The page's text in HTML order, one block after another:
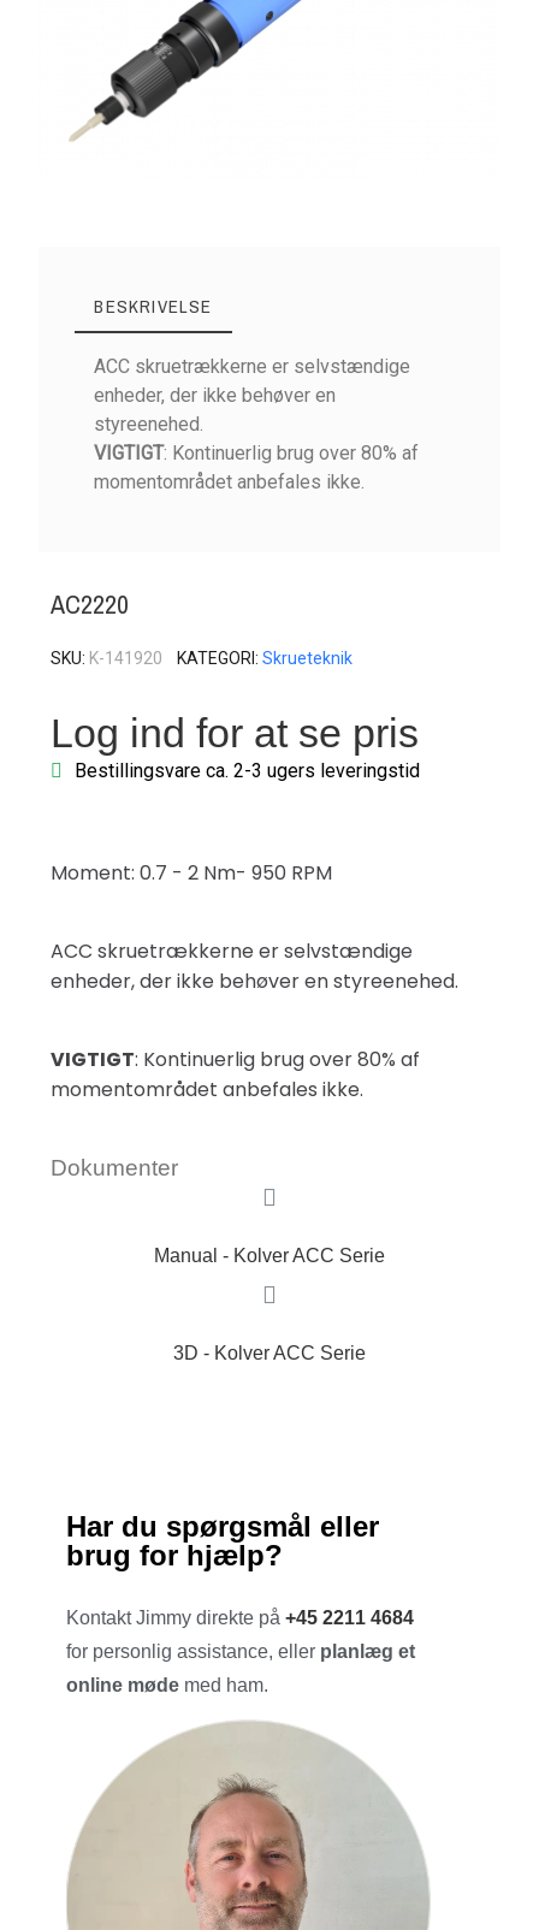
BESKRIVELSE
ACC skruetrækkerne er selvstændige
enheder, der ikke behøver en
styreenehed.
VIGTIGT: Kontinuerlig brug over 80% af
momentområdet anbefales ikke.
AC2220
SKU K-141920 KATEGORI Skrueteknik
Log ind for at se pris
Bestillingsvare ca. 2-3 ugers leveringstid
Moment: 0.7 - 2 Nm- 950 RPM
ACC skruetrækkerne er selvstændige
enheder, der ikke behøver en styreenehed.
VIGTIGT: Kontinuerlig brug over 80% af
momentområdet anbefales ikke.
Dokumenter
Manual - Kolver ACC Serie
3D - Kolver ACC Serie
Har du spørgsmål eller
brug for hjælp?
Kontakt Jimmy direkte på+45 2211 4684
for personlig assistance, eller planlæg et
online møde med ham.